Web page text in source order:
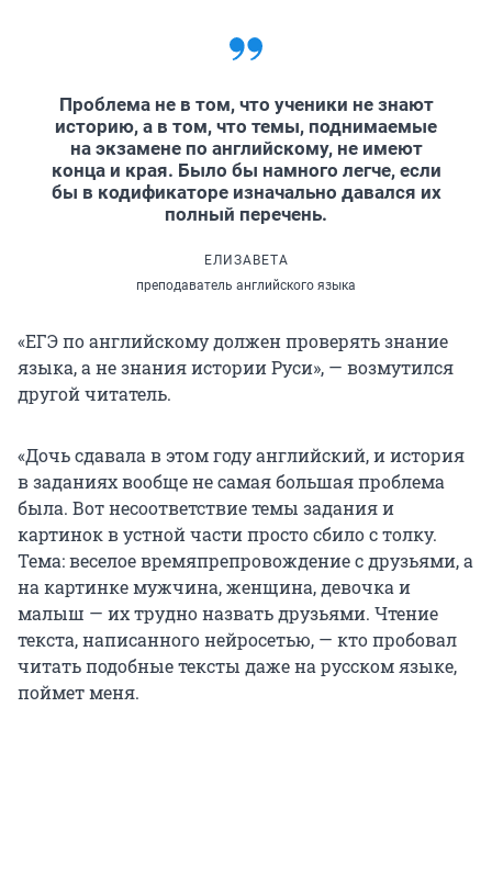
Проблема не в том, что ученики не знают
историю, а в том, что темы, поднимаемые
на экзамене по английскому, не имеют
конца и края. Было бы намного легче, если
бы в кодификаторе изначально давался их
полный перечень.
ЕЛИЗАВЕТА
преподаватель английского языка
«ЕГЭ по английскому должен проверять знание
языка, а не знания истории Руси», — возмутился
другой читатель.
«Дочь сдавала в этом году английский, и история
в заданиях вообще не самая большая проблема
была. Вот несоответствие темы задания и
картинок в устной части просто сбило с толку.
Тема: веселое времяпрепровождение с друзьями, а
на картинке мужчина, женщина, девочка и
малыш — их трудно назвать друзьями. Чтение
текста, написанного нейросетью, — кто пробовал
читать подобные тексты даже на русском языке,
поймет меня.